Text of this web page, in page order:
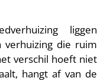
liggen
verhuizing die ruim
verschil hoeft niet
hangt af van de